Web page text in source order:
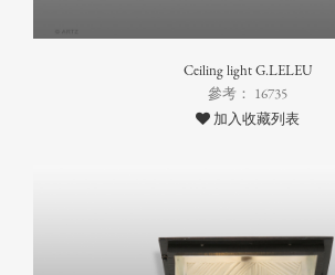
Ceiling light G.LELEU
參考： 16735
加入收藏列表